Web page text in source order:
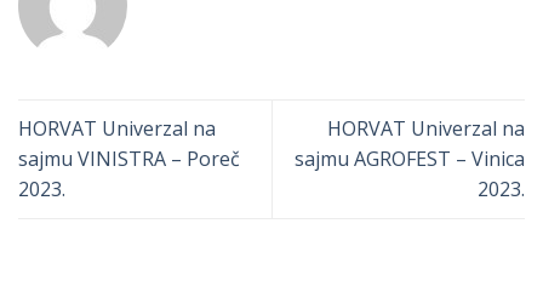
HORVAT Univerzal na
sajmu VINISTRA – Poreč
2023.
HORVAT Univerzal na
sajmu AGROFEST – Vinica
2023.